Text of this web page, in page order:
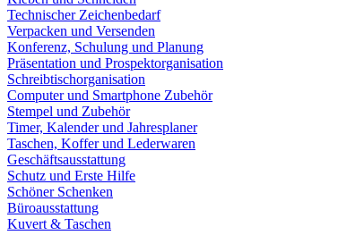
Technischer Zeichenbedarf
Verpacken und Versenden
Konferenz, Schulung und Planung
Präsentation und Prospektorganisation
Schreibtischorganisation
Computer und Smartphone Zubehör
Stempel und Zubehör
Timer, Kalender und Jahresplaner
Taschen, Koffer und Lederwaren
Geschäftsausstattung
Schutz und Erste Hilfe
Schöner Schenken
Büroausstattung
Kuvert & Taschen